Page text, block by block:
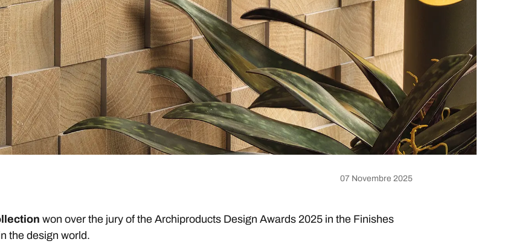
07 Novembre 2025
won over the jury of the Archiproducts Design Awards 2025 in the Finishes
the design world.